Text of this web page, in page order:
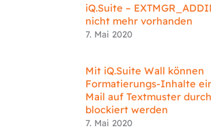
iQ.Suite –
nicht mehr vorhanden
7. Mai 2020
Mit iQ.Suite Wall können
Formatierungs-Inhalte
Mail auf Textmuster
blockiert werden
7. Mai 2020